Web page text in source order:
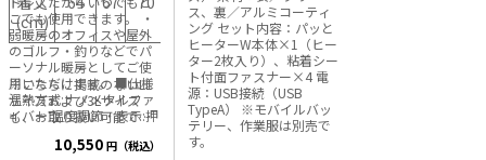
こでも使用できます。 ・
弱暖房のオフィスや屋外
のゴルフ・釣りなどでパ
ーソナル暖房としてご使
用いただけます。 ■仕様
温熱方式:ナノメタルファ
イバー 温度調節・表示:押
LED3色点灯表示/強-赤、
(cm)
※こちらに掲載のないLL
サイズおよび3Lサイズ
も、お取り扱い可能で
すので、 詳しくはお問い
10,550 円（税込）
ス、裏／アルミコーティ
ング セット内容：パッと
ヒーターW本体×1（ヒー
ター2枚入り）、粘着シー
ト付面ファスナー×4 電
源：USB接続（USB
TypeA） ※モバイルバッ
テリー、作業服は別売で
す。